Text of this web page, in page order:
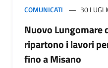
COMUNICATI 30
Nuovo Lungomare
ripartono i lavori
fino a Misano